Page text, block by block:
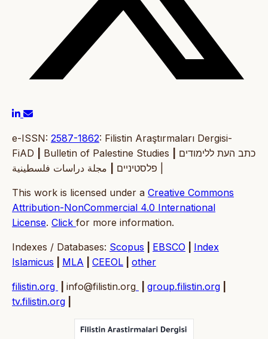
e-ISSN: 2587-1862: Filistin Araştırmaları Dergisi-
FiAD
Bulletin of Palestine Studies
פלסטיניים
This work is licensed under a Creative Commons
Attribution-NonCommercial 4.0 International
License. Click for more information.
Indexes / Databases: Scopus EBSCO
Index
Islamicus
MLA CEEOL other
filistin.org info@filistin.org group.filistin.org
tv.filistin.org